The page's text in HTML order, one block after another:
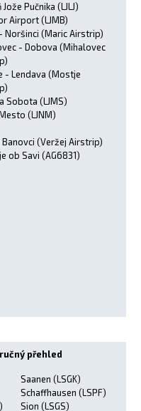
Pučnika (LJLJ)
Airport (LJMB)
Noršinci (Maric Airstrip)
- Dobova (Mihalovec
- Lendava (Mostje
Sobota (LJMS)
(LJNM)
Banovci (Veržej Airstrip)
ob Savi (AG6831)
přehled
Saanen (LSGK)
Schaffhausen (LSPF)
Sion (LSGS)